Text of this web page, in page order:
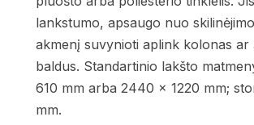
lankstumo, apsaugo nuo
akmenį suvynioti aplink kolonas ar
baldus. Standartinio lakšto
610 mm arba 2440 × 1220 mm;
mm.